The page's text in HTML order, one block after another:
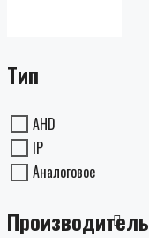
Тип
AHD
IP
Аналоговое
Производитель